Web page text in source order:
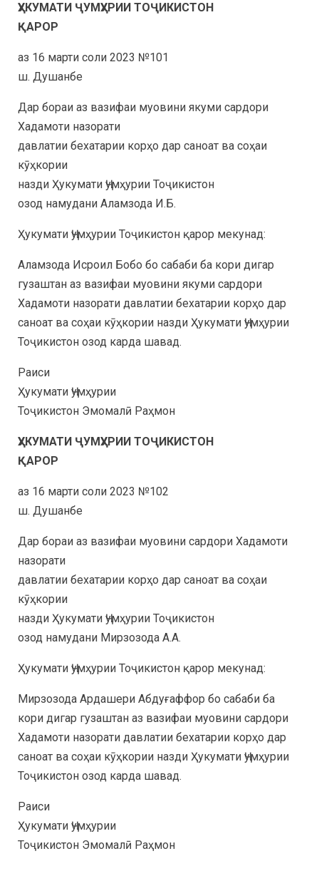
ҲУКУМАТИ ҶУМҲУРИИ ТОҶИКИСТОН
ҚАРОР
аз 16 марти соли 2023 №101
ш. Душанбе
Дар бораи аз вазифаи муовини якуми сардори
Хадамоти назорати
давлатии бехатарии корҳо дар саноат ва соҳаи
кӯҳкории
назди Ҳукумати Ҷумҳурии Тоҷикистон
озод намудани Аламзода И.Б.
Ҳукумати Ҷумҳурии Тоҷикистон қарор мекунад:
Аламзода Исроил Бобо бо сабаби ба кори дигар
гузаштан аз вазифаи муовини якуми сардори
Хадамоти назорати давлатии бехатарии корҳо дар
саноат ва соҳаи кӯҳкории назди Ҳукумати Ҷумҳурии
Тоҷикистон озод карда шавад.
Раиси
Ҳукумати Ҷумҳурии
Тоҷикистон Эмомалӣ Раҳмон
ҲУКУМАТИ ҶУМҲУРИИ ТОҶИКИСТОН
ҚАРОР
аз 16 марти соли 2023 №102
ш. Душанбе
Дар бораи аз вазифаи муовини сардори Хадамоти
назорати
давлатии бехатарии корҳо дар саноат ва соҳаи
кӯҳкории
назди Ҳукумати Ҷумҳурии Тоҷикистон
озод намудани Мирзозода А.А.
Ҳукумати Ҷумҳурии Тоҷикистон қарор мекунад:
Мирзозода Ардашери Абдуғаффор бо сабаби ба
кори дигар гузаштан аз вазифаи муовини сардори
Хадамоти назорати давлатии бехатарии корҳо дар
саноат ва соҳаи кӯҳкории назди Ҳукумати Ҷумҳурии
Тоҷикистон озод карда шавад.
Раиси
Ҳукумати Ҷумҳурии
Тоҷикистон Эмомалӣ Раҳмон